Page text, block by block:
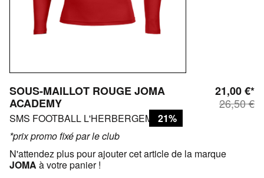
SOUS-MAILLOT ROUGE JOMA
ACADEMY
SMS FOOTBALL L'HERBERGEMENT
21,00 €*
26,50 €
21%
*prix promo fixé par le club
N'attendez plus pour ajouter cet article de la marque
JOMA à votre panier !